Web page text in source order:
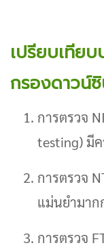
เปรียบเทีย
กรองดาวน์
การตรวจ
testing) มี
การตรวจ
แม่นยำมาก
การตรวจ